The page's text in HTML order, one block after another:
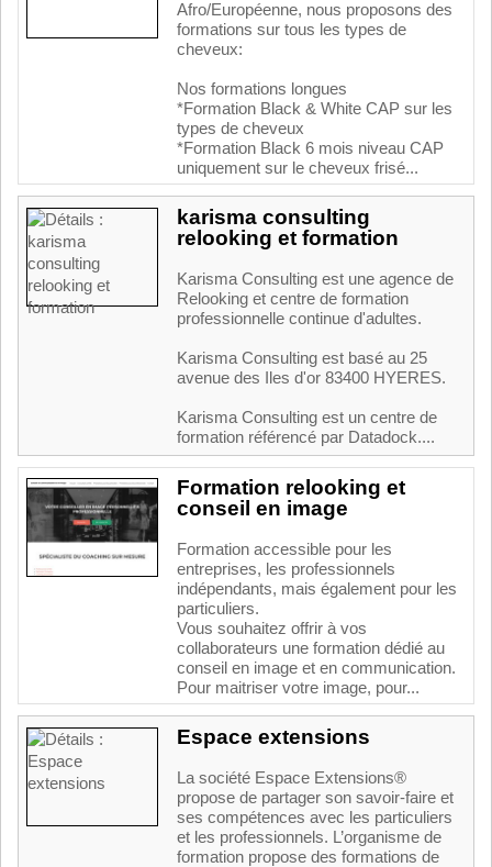
Afro/Européenne, nous proposons des
formations sur tous les types de
cheveux:
Nos formations longues
*Formation Black & White CAP sur les
types de cheveux
*Formation Black 6 mois niveau CAP
uniquement sur le cheveux frisé...
karisma consulting
relooking et formation
Karisma Consulting est une agence de
Relooking et centre de formation
professionnelle continue d'adultes.
Karisma Consulting est basé au 25
avenue des Iles d'or 83400 HYERES.
Karisma Consulting est un centre de
formation référencé par Datadock....
Formation relooking et
conseil en image
Formation accessible pour les
entreprises, les professionnels
indépendants, mais également pour les
particuliers.
Vous souhaitez offrir à vos
collaborateurs une formation dédié au
conseil en image et en communication.
Pour maitriser votre image, pour...
Espace extensions
La société Espace Extensions®
propose de partager son savoir-faire et
ses compétences avec les particuliers
et les professionnels. L’organisme de
formation propose des formations de